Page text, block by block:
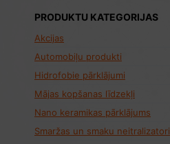
PRODUKTU KATEGORIJAS
Akcijas
Automobiļu produkti
Hidrofobie pārklājumi
Mājas kopšanas līdzekļi
Nano keramikas pārklājums
Smaržas un smaku neitralizatori